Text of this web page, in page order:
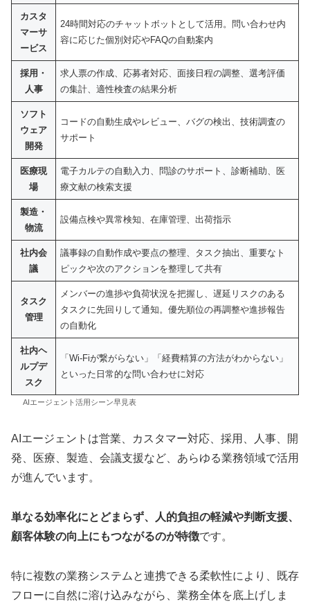
カスタ
マーサ
ービス
24時間対応のチャットボットとして活用。問い合わせ内
容に応じた個別対応やFAQの自動案内
採用・
人事
求人票の作成、応募者対応、面接日程の調整、選考評価
の集計、適性検査の結果分析
ソフト
ウェア
開発
コードの自動生成やレビュー、バグの検出、技術調査の
サポート
医療現
場
電子カルテの自動入力、問診のサポート、診断補助、医
療文献の検索支援
製造・
物流
設備点検や異常検知、在庫管理、出荷指示
社内会
議
議事録の自動作成や要点の整理、タスク抽出、重要なト
ピックや次のアクションを整理して共有
タスク
管理
メンバーの進捗や負荷状況を把握し、遅延リスクのある
タスクに先回りして通知。優先順位の再調整や進捗報告
の自動化
社内ヘ
ルプデ
スク
「Wi-Fiが繋がらない」「経費精算の方法がわからない」
といった日常的な問い合わせに対応
AIエージェント活用シーン早見表
AIエージェントは営業、カスタマー対応、採用、人事、開
発、医療、製造、会議支援など、あらゆる業務領域で活用
が進んでいます。
単なる効率化にとどまらず、人的負担の軽減や判断支援、
顧客体験の向上にもつながるのが特徴です。
特に複数の業務システムと連携できる柔軟性により、既存
フローに自然に溶け込みながら、業務全体を底上げしま